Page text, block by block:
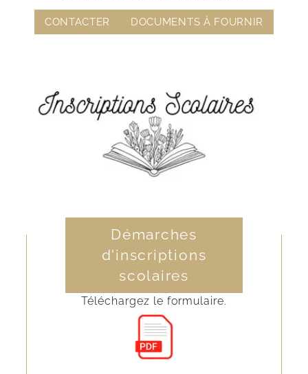
CONTACTER DOCUMENTS À FOURNIR
Démarches
d'inscriptions
scolaires
Téléchargez le formulaire.